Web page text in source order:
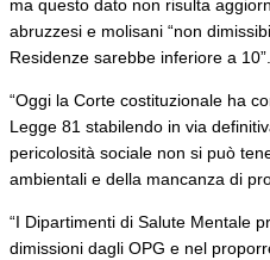
ma questo dato non risulta
abruzzesi e molisani “non
Residenze sarebbe inferiore a 10”.
“Oggi la Corte costituzionale ha
Legge 81 stabilendo in via
pericolosità sociale non si può
ambientali e della mancanza di
“I Dipartimenti di Salute Mentale
dimissioni dagli OPG e nel